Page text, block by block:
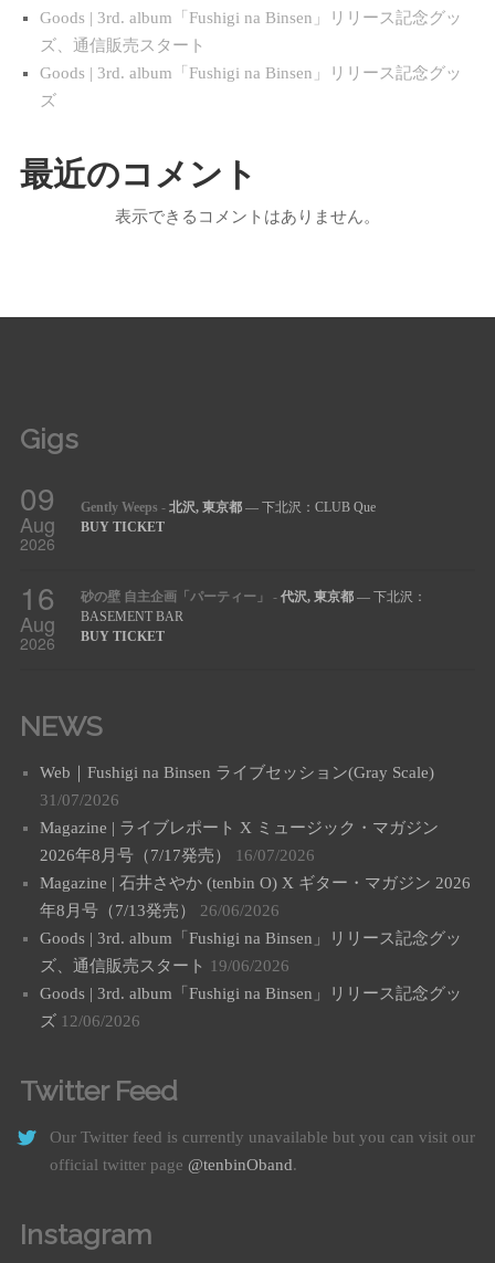
Goods | 3rd. album「Fushigi na Binsen」リリース記念グッ
ズ、通信販売スタート
Goods | 3rd. album「Fushigi na Binsen」リリース記念グッ
ズ
最近のコメント
表示できるコメントはありません。
Gigs
09
Aug
2026
Gently Weeps - 北沢, 東京都— 下北沢：CLUB Que
BUY TICKET
16
Aug
2026
砂の壁 自主企画「パーティー」 - 代沢, 東京都— 下北沢：
BASEMENT BAR
BUY TICKET
NEWS
Web｜Fushigi na Binsen ライブセッション(Gray Scale)
31/07/2026
Magazine | ライブレポート X ミュージック・マガジン
2026年8月号（7/17発売）
16/07/2026
Magazine | 石井さやか (tenbin O) X ギター・マガジン 2026
年8月号（7/13発売）
26/06/2026
Goods | 3rd. album「Fushigi na Binsen」リリース記念グッ
ズ、通信販売スタート
19/06/2026
Goods | 3rd. album「Fushigi na Binsen」リリース記念グッ
ズ 12/06/2026
Twitter Feed
Our Twitter feed is currently unavailable but you can visit our
official twitter page @tenbinOband.
Instagram